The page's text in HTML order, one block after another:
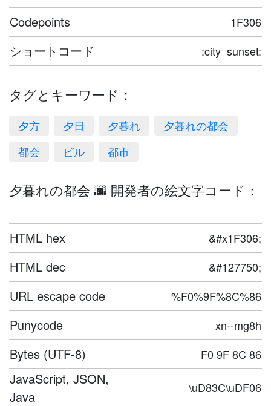
Codepoints 1F306
ショートコード :city_sunset:
タグとキーワード：
夕方 夕日 夕暮れ
夕暮れの都会
都会
ビル 都市
夕暮れの都会 🌆 開発者の絵文字コード：
HTML hex &#x1F306;
HTML dec &#127750;
URL escape code %F0%9F%8C%86
Punycode xn--mg8h
Bytes (UTF-8) F0 9F 8C 86
JavaScript, JSON,
Java
\uD83C\uDF06